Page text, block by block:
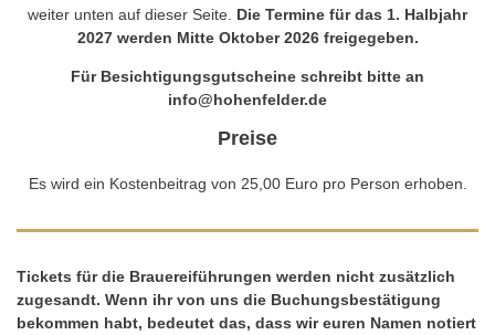
weiter unten auf dieser Seite. Die Termine für das 1. Halbjahr
2027 werden Mitte Oktober 2026 freigegeben.
Für Besichtigungsgutscheine schreibt bitte an
info@hohenfelder.de
Preise
Es wird ein Kostenbeitrag von 25,00 Euro pro Person erhoben.
Tickets für die Brauereiführungen werden nicht zusätzlich
zugesandt. Wenn ihr von uns die Buchungsbestätigung
bekommen habt, bedeutet das, dass wir euren Namen notiert